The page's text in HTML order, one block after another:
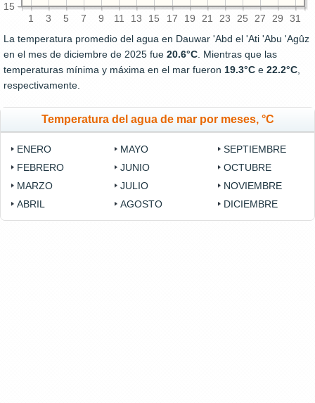
1 3 5 7 9 11 13 15 17 19 21 23 25 27 29 31
15
La temperatura promedio del agua en Dauwar 'Abd el 'Ati 'Abu 'Agûz
en el mes de diciembre de 2025 fue 20.6°C. Mientras que las
temperaturas mínima y máxima en el mar fueron 19.3°C e 22.2°C,
respectivamente.
Temperatura del agua de mar por meses, °C
ENERO
FEBRERO
MARZO
ABRIL
MAYO
JUNIO
JULIO
AGOSTO
SEPTIEMBRE
OCTUBRE
NOVIEMBRE
DICIEMBRE